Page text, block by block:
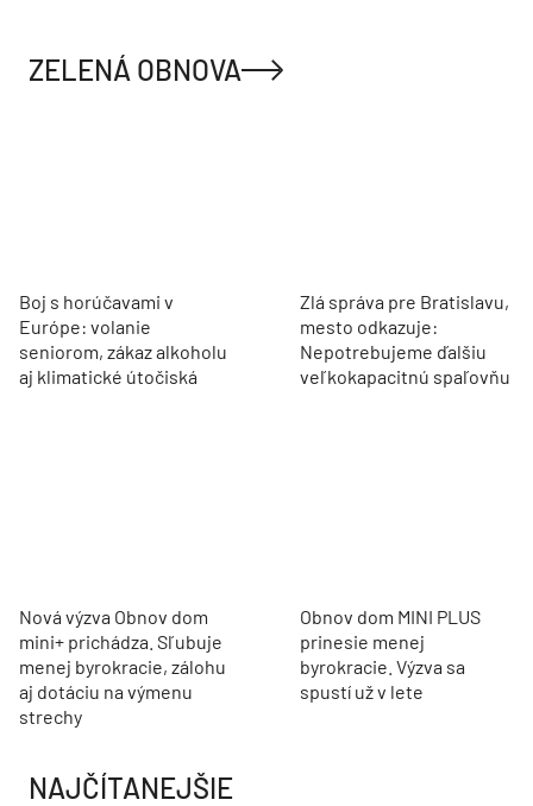
ZELENÁ OBNOVA
Boj s horúčavami v
Európe: volanie
seniorom, zákaz alkoholu
aj klimatické útočiská
Zlá správa pre Bratislavu,
mesto odkazuje:
Nepotrebujeme ďalšiu
veľkokapacitnú spaľovňu
Nová výzva Obnov dom
mini+ prichádza. Sľubuje
menej byrokracie, zálohu
aj dotáciu na výmenu
strechy
Obnov dom MINI PLUS
prinesie menej
byrokracie. Výzva sa
spustí už v lete
NAJČÍTANEJŠIE